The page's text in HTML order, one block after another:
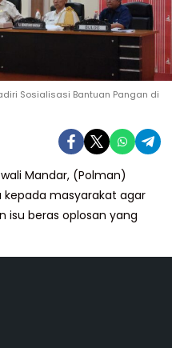
Sosialisasi Bantuan Pangan di
Mandar, (Polman)
masyarakat agar
isu beras oplosan yang